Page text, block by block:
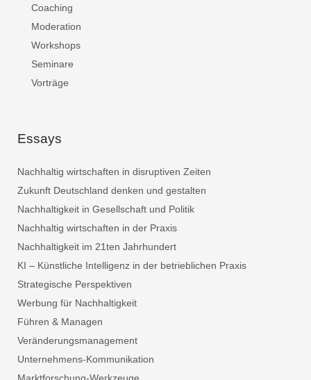
Coaching
Moderation
Workshops
Seminare
Vorträge
Essays
Nachhaltig wirtschaften in disruptiven Zeiten
Zukunft Deutschland denken und gestalten
Nachhaltigkeit in Gesellschaft und Politik
Nachhaltig wirtschaften in der Praxis
Nachhaltigkeit im 21ten Jahrhundert
KI – Künstliche Intelligenz in der betrieblichen Praxis
Strategische Perspektiven
Werbung für Nachhaltigkeit
Führen & Managen
Veränderungsmanagement
Unternehmens-Kommunikation